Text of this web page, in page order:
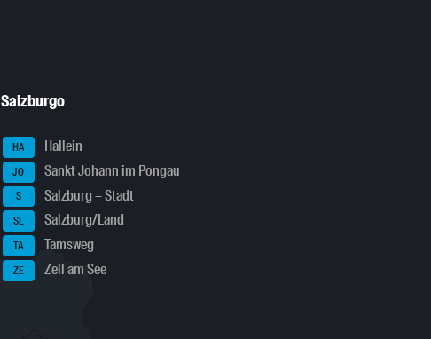
Salzburgo
HA Hallein
JO Sankt Johann im Pongau
S Salzburg – Stadt
SL Salzburg/Land
TA Tamsweg
ZE Zell am See